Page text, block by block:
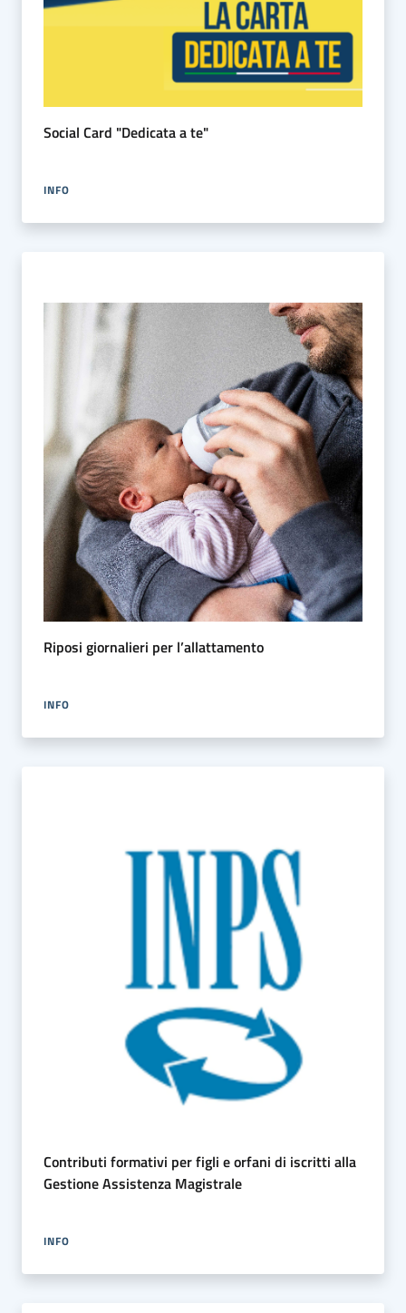
Social Card "Dedicata a te"
INFO
Riposi giornalieri per l’allattamento
INFO
Contributi formativi per figli e orfani di iscritti alla
Gestione Assistenza Magistrale
INFO